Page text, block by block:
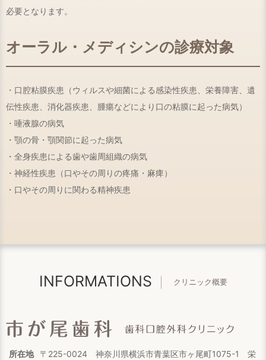
必要となります。
オーラル・メディシンの診療対象
・口腔粘膜疾患（ウィルスや細菌による感染性疾患、栄養障害、遺
伝性疾患、消化器疾患、腫瘍などにより口の粘膜に起った病気）
・唾液腺の病気
・顎の骨・顎関節に起った病気
・全身疾患による歯や歯周組織の病気
・神経性疾患（口やその周りの疼痛・麻痺）
・口やその周りに関わる精神疾患
INFORMATIONS クリニック概要
所在地
〒225-0024 神奈川県横浜市青葉区市ヶ尾町1075-1 栄